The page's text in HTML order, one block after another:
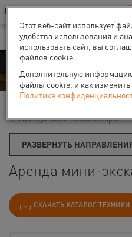
Ваш город:Псков
В Вашем регионе нет наших офисов
Аренда
Аренда мини-экскаватора
РАЗВЕРНУТЬ
Аренда мини-
СКАЧАТЬ КАТАЛОГ ТЕХНИКИ
Этот веб-сайт использует
удобства использования и
использовать сайт, вы
файлов cookie.
Дополнительную
файлы cookie, и как
Политике